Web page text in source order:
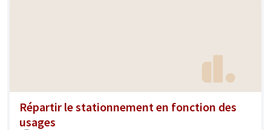
Répartir le stationnement en fonction des
usages